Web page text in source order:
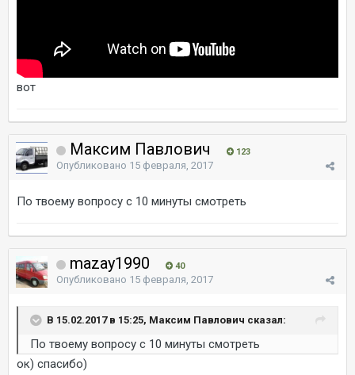
вот
Максим Павлович 123
Опубликовано 15 февраля, 2017
По твоему вопросу с 10 минуты смотреть
mazay1990 40
Опубликовано 15 февраля, 2017
В 15.02.2017 в 15:25, Максим Павлович сказал:
По твоему вопросу с 10 минуты смотреть
ок) спасибо)